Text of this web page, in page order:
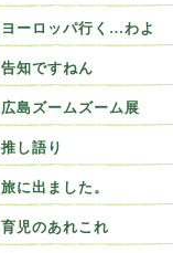
ヨーロッパ行く…わよ
告知ですねん
広島ズームズーム展
推し語り
旅に出ました。
育児のあれこれ